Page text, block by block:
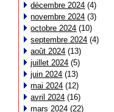
décembre 2024 (4)
novembre 2024 (3)
octobre 2024 (10)
septembre 2024 (4)
août 2024 (13)
juillet 2024 (5)
juin 2024 (13)
mai 2024 (12)
avril 2024 (16)
mars 2024 (22)